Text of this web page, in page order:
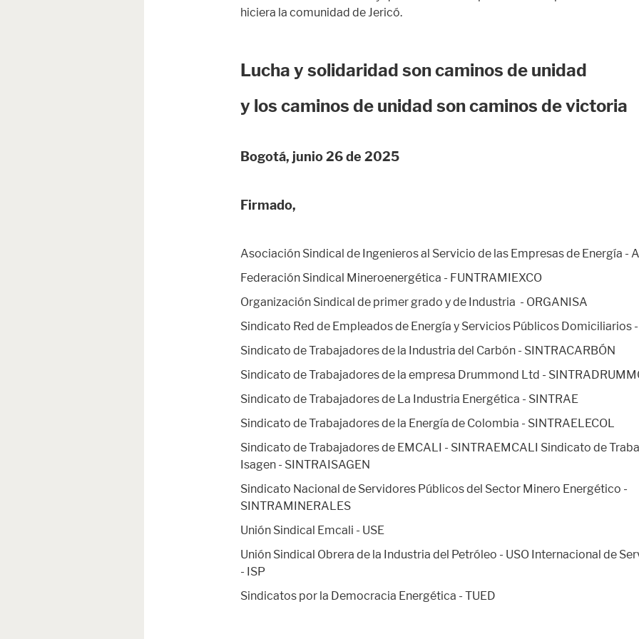
hiciera la comunidad de Jericó.
Lucha y solidaridad son caminos de unidad
y los caminos de unidad son caminos de victoria
Bogotá, junio 26 de 2025
Firmado,
Asociación Sindical de Ingenieros al Servicio de las Empresas de Energía -
Federación Sindical Mineroenergética - FUNTRAMIEXCO
Organización Sindical de primer grado y de Industria - ORGANISA
Sindicato Red de Empleados de Energía y Servicios Públicos Domiciliarios -
Sindicato de Trabajadores de la Industria del Carbón - SINTRACARBÓN
Sindicato de Trabajadores de la empresa Drummond Ltd -
Sindicato de Trabajadores de La Industria Energética - SINTRAE
Sindicato de Trabajadores de la Energía de Colombia - SINTRAELECOL
Sindicato de Trabajadores de EMCALI - SINTRAEMCALI Sindicato de
Isagen - SINTRAISAGEN
Sindicato Nacional de Servidores Públicos del Sector Minero Energético -
SINTRAMINERALES
Unión Sindical Emcali - USE
Unión Sindical Obrera de la Industria del Petróleo - USO Internacional de
- ISP
Sindicatos por la Democracia Energética - TUED